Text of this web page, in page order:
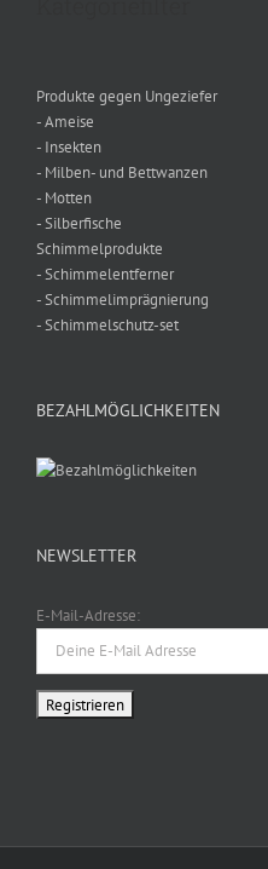
Produkte gegen Ungeziefer
- Ameise
- Insekten
- Milben- und Bettwanzen
- Motten
- Silberfische
Schimmelprodukte
- Schimmelentferner
- Schimmelimprägnierung
- Schimmelschutz-set
BEZAHLMÖGLICHKEITEN
NEWSLETTER
E-Mail-Adresse: